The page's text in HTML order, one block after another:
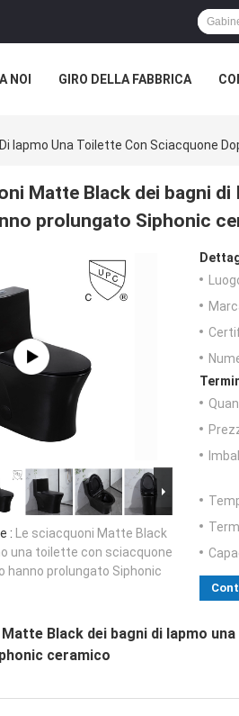
NOI GIRO DELLA FABBRICA
Iapmo Una Toilette Con Sciacquone
Matte Black dei bagni
prolungato Siphonic
: Le sciacquoni Matte Black
una toilette con sciacquone
hanno prolungato Siphonic
Black dei bagni di Iapmo
ceramico